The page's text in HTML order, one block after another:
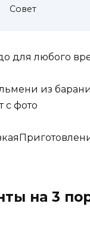
Совет
для любого
на 3